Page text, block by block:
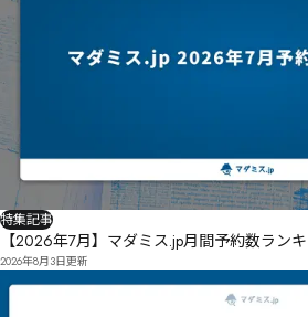
㇢㇫簅㇒注㈈ㆉ攫凿ㇹ鉴巘ㇵ懾㈢㈃㇯㈔收刊㈄忇㈢㈫感ㇿ㆞
敊ㇻ㈼ㆴ㈓㈀ㆶ敘刬㈧敛刯㈩垘㈼㇊㊏㊪㊅㇏㈪邎救㉘醛㉒诗㈫
鋄㉈吘㈴㉃㉇㈹㉡㉇㉄㇨㉄㈻㉐斌剠㉛㉆㈹㉄㉊鋙帽㊅叮㉛鋞
毠嵙㉖㉕㉗㉤㉒㉷㊟㉰㉡㉪㊕㊞㊨嚓㊫㉹㊈㊂㉵㉻ğ㈬㊈旃劗
≗㉼嵕氌㊝巼賾㊏㊟㈻擐箤厅㋐噇㋏㊜㋍哭哟㊞㋒㊷㋐㊔㊭㊪ƣ
特集記事
【2026年7月】マダミス.jp月間予約数ラン
2026年8月3日更新